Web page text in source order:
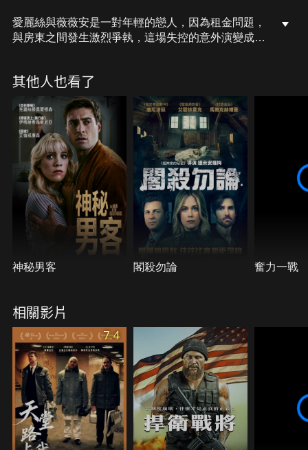
愛麗絲與薇薇安是一對年輕的戀人，因為租金問題，
與房東之間發生激烈爭執，這場失控的意外演變成一
許還能扭轉乾坤的一絲希望，而屢屢做出糟糕的選
擇。在道德模糊的邊界上掙扎，試圖掩蓋或收拾這場
她們始料未及的災難。電影既搞笑又緊張，還莫名地
令人喜愛，是一部不失魅力的作品。
其他人也看了
神秘男客 閣殺勿論 奮力一戰
相關影片
7.4